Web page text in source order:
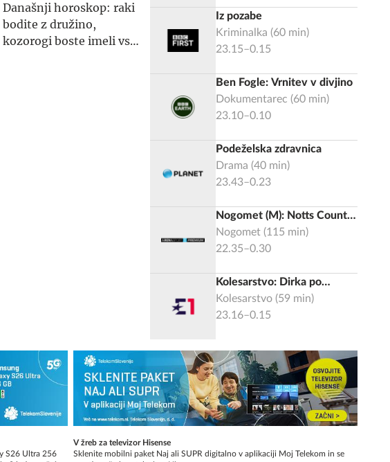
Današnji horoskop: raki
bodite z družino,
kozorogi boste imeli vse
Iz pozabe
Kriminalka (60 min)
23.15–0.15
Ben Fogle: Vrnitev v divjino
Dokumentarec (60 min)
23.10–0.10
Podeželska zdravnica
Drama (40 min)
23.43–0.23
Nogomet (M): Notts County
- Salford City, League 2
2025/2026, Finale
Nogomet (115 min)
22.35–0.30
Kolesarstvo: Dirka po
Poljski: 5 Opole - Kocierz
(218.5km). etapa
Kolesarstvo (59 min)
23.16–0.15
S26 Ultra 256
V žreb za televizor Hisense
Sklenite mobilni paket Naj ali SUPR digitalno v aplikaciji Moj Telekom in se